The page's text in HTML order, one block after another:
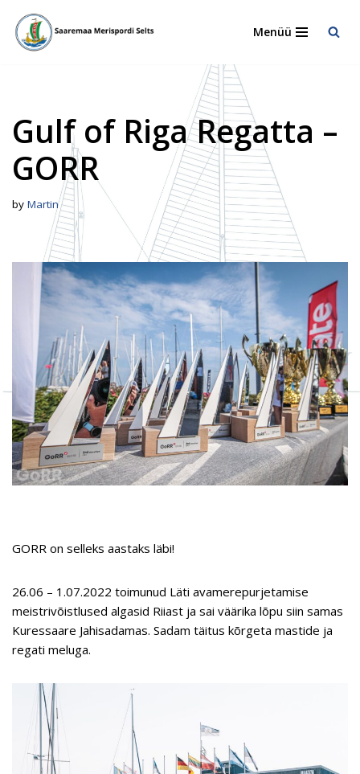
Skip
Menüü
Gulf of Riga Regatta –
GORR
by Martin
GORR on selleks aastaks läbi!
26.06 – 1.07.2022 toimunud Läti avamerepurjetamise
meistrivõistlused algasid Riiast ja sai väärika lõpu siin samas
Kuressaare Jahisadamas. Sadam täitus kõrgeta mastide ja
regati meluga.